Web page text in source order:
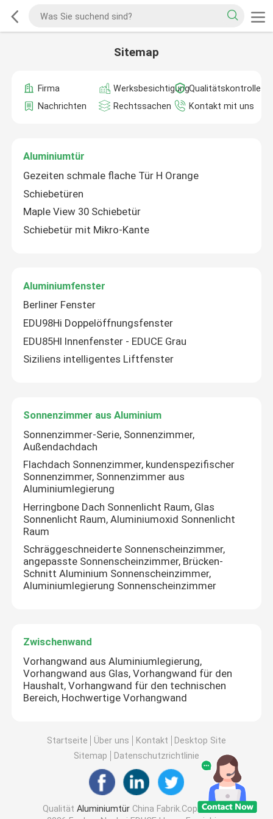
Sitemap
Firma WerksbesichtigungQualitätskontrolle
Nachrichten
Rechtssachen Kontakt mit uns
Aluminiumtür
Gezeiten schmale flache Tür H Orange
Schiebetüren
Maple View 30 Schiebetür
Schiebetür mit Mikro-Kante
Aluminiumfenster
Berliner Fenster
EDU98Hi Doppelöffnungsfenster
EDU85HI Innenfenster - EDUCE Grau
Siziliens intelligentes Liftfenster
Sonnenzimmer aus Aluminium
Sonnenzimmer-Serie, Sonnenzimmer,
Außendachdach
Flachdach Sonnenzimmer, kundenspezifischer
Sonnenzimmer, Sonnenzimmer aus
Aluminiumlegierung
Herringbone Dach Sonnenlicht Raum, Glas
Sonnenlicht Raum, Aluminiumoxid Sonnenlicht
Raum
Schräggeschneiderte Sonnenscheinzimmer,
angepasste Sonnenscheinzimmer, Brücken-
Schnitt Aluminium Sonnenscheinzimmer,
Aluminiumlegierung Sonnenscheinzimmer
Zwischenwand
Vorhangwand aus Aluminiumlegierung,
Vorhangwand aus Glas, Vorhangwand für den
Haushalt, Vorhangwand für den technischen
Bereich, Hochwertige Vorhangwand
Startseite Über uns Kontakt
Desktop Site
Sitemap
Datenschutzrichtlinie
QualitätAluminiumtür China Fabrik.Copyright ©